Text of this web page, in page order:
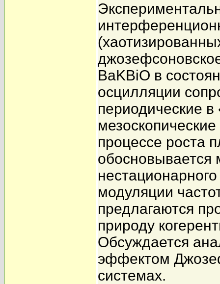
BaKBiO в
осцилляции
периодические
процессе роста
обосновывается
модуляции
предлагаются
природу
Обсуждается
эффектом
системах.